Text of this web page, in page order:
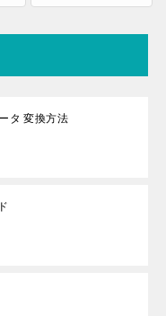
タ 変換方法